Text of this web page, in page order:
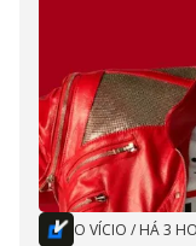
O VÍCIO / HÁ 3